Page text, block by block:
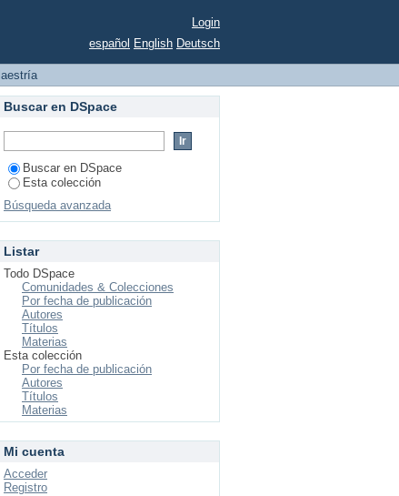
Login
español English Deutsch
Buscar en DSpace
Buscar en DSpace
Esta colección
Búsqueda avanzada
Listar
Todo DSpace
Comunidades & Colecciones
Por fecha de publicación
Autores
Títulos
Materias
Esta colección
Por fecha de publicación
Autores
Títulos
Materias
Mi cuenta
Acceder
Registro